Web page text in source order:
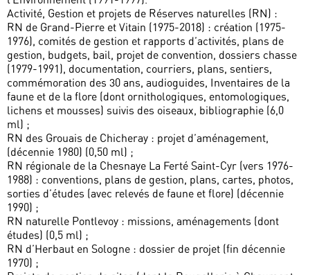
Activité, Gestion et projets de Réserves naturelles (RN) :
RN de Grand-Pierre et Vitain (1975-2018) : création (1975-
1976), comités de gestion et rapports d’activités, plans de
gestion, budgets, bail, projet de convention, dossiers chasse
(1979-1991), documentation, courriers, plans, sentiers,
commémoration des 30 ans, audioguides, Inventaires de la
faune et de la flore (dont ornithologiques, entomologiques,
lichens et mousses) suivis des oiseaux, bibliographie (6,0
ml) ;
RN des Grouais de Chicheray : projet d’aménagement,
(décennie 1980) (0,50 ml) ;
RN régionale de la Chesnaye La Ferté Saint-Cyr (vers 1976-
1988) : conventions, plans de gestion, plans, cartes, photos,
sorties d’études (avec relevés de faune et flore) (décennie
1990) ;
RN naturelle Pontlevoy : missions, aménagements (dont
études) (0,5 ml) ;
RN d’Herbaut en Sologne : dossier de projet (fin décennie
1970) ;